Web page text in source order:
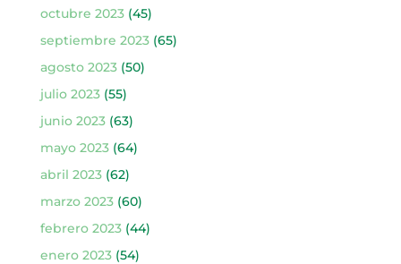
octubre 2023(45)
septiembre 2023(65)
agosto 2023(50)
julio 2023(55)
junio 2023(63)
mayo 2023(64)
abril 2023(62)
marzo 2023(60)
febrero 2023(44)
enero 2023(54)